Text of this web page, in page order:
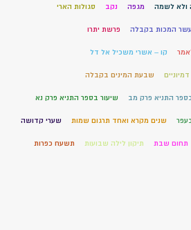
ולא לשמה מגפה נקב סגולות הארי
עשר המכות בקבלה פרשת יתרו
קו – אשרי משכיל אל דל
שבעת המינים בקבלה
התניא פרק מב שיעור בספר התניא פרק נא
שנים מקרא ואחד תרגום שמות שערי קדושה
תחום שבת תיקון לילה שבועות תשעח כפרות